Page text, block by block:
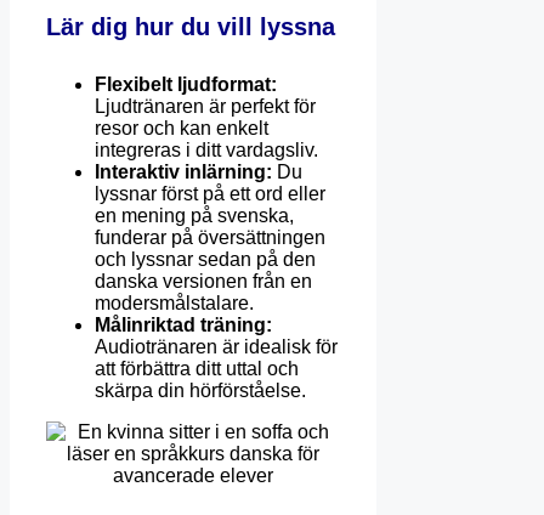
Lär dig hur du vill lyssna
Flexibelt ljudformat:
Ljudtränaren är perfekt för
resor och kan enkelt
integreras i ditt vardagsliv.
Interaktiv inlärning: Du
lyssnar först på ett ord eller
en mening på svenska,
funderar på översättningen
och lyssnar sedan på den
danska versionen från en
modersmålstalare.
Målinriktad träning:
Audiotränaren är idealisk för
att förbättra ditt uttal och
skärpa din hörförståelse.